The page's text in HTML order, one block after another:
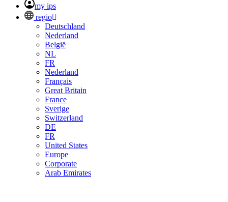
my ips
regio
Deutschland
Nederland
België
NL
FR
Nederland
Français
Great Britain
France
Sverige
Switzerland
DE
FR
United States
Europe
Corporate
Arab Emirates